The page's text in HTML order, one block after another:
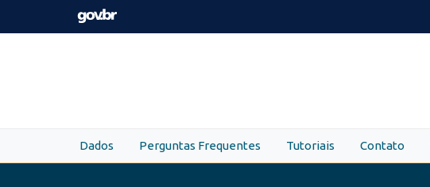
Skip to main content
Dados Perguntas Frequentes Tutoriais Contato